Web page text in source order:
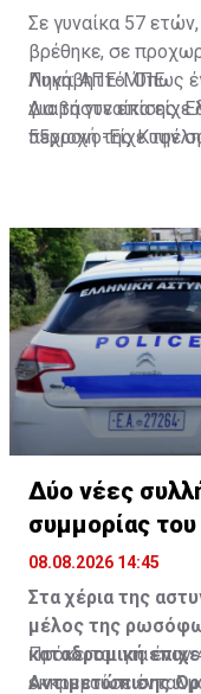
Σε γυναίκα 57
βρέθηκε, σε
Λυκαβηττό. Όπως
για τη γυναίκα
περιοχή της
Πηγή: ΑΠΕ-ΜΠΕ
Διαβάστε επίσης:
55χρονο-Είχε την
Δύο νέες
συμμορίας του
08.08.2026 14:45
Στα χέρια της
μέλος της
καταδρομική
Αντιμετώπισης
Πρόκειται για
εκκρεμούσε